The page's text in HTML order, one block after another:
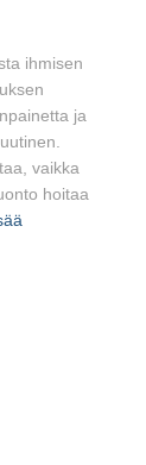
ihmisen
ja
vaikka
hoitaa